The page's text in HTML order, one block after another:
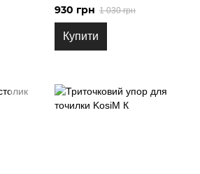
930 грн 1 030 грн
Купити